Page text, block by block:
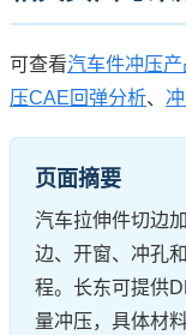
可查看汽车件冲压产
压CAE回弹分析、
页面摘要
汽车拉伸件切边
边、开窗、冲孔
程。长东可提供
量冲压，具体材